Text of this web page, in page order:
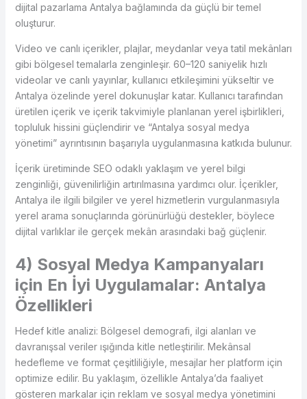
dijital pazarlama Antalya bağlamında da güçlü bir temel
oluşturur.
Video ve canlı içerikler, plajlar, meydanlar veya tatil mekânları
gibi bölgesel temalarla zenginleşir. 60–120 saniyelik hızlı
videolar ve canlı yayınlar, kullanıcı etkileşimini yükseltir ve
Antalya özelinde yerel dokunuşlar katar. Kullanıcı tarafından
üretilen içerik ve içerik takvimiyle planlanan yerel işbirlikleri,
topluluk hissini güçlendirir ve “Antalya sosyal medya
yönetimi” ayrıntısının başarıyla uygulanmasına katkıda bulunur.
İçerik üretiminde SEO odaklı yaklaşım ve yerel bilgi
zenginliği, güvenilirliğin artırılmasına yardımcı olur. İçerikler,
Antalya ile ilgili bilgiler ve yerel hizmetlerin vurgulanmasıyla
yerel arama sonuçlarında görünürlüğü destekler, böylece
dijital varlıklar ile gerçek mekân arasındaki bağ güçlenir.
4) Sosyal Medya Kampanyaları
için En İyi Uygulamalar: Antalya
Özellikleri
Hedef kitle analizi: Bölgesel demografi, ilgi alanları ve
davranışsal veriler ışığında kitle netleştirilir. Mekânsal
hedefleme ve format çeşitliliğiyle, mesajlar her platform için
optimize edilir. Bu yaklaşım, özellikle Antalya’da faaliyet
gösteren markalar için reklam ve sosyal medya yönetimini